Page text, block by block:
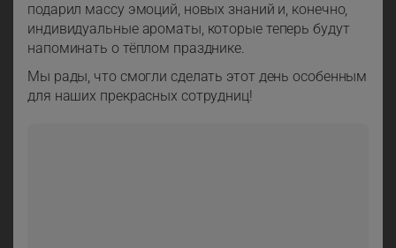
подарил массу эмоций, новых знаний и, конечно,
индивидуальные ароматы, которые теперь будут
напоминать о тёплом празднике.
Мы рады, что смогли сделать этот день особенным
для наших прекрасных сотрудниц!